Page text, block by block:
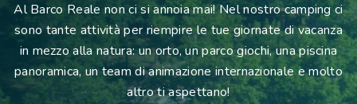
Cicloturismo
Nei dintorni
Scoprire la Toscana
Al Barco Reale non ci si annoia mai! Nel nostro camping ci
sono tante attività per riempire le tue giornate di vacanza
in mezzo alla natura: un orto, un parco giochi, una piscina
panoramica, un team di animazione internazionale e molto
altro ti aspettano!